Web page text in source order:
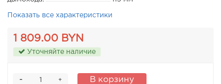
Показать все характеристики
1 809.00 BYN
Уточняйте наличие
+
- В корзину